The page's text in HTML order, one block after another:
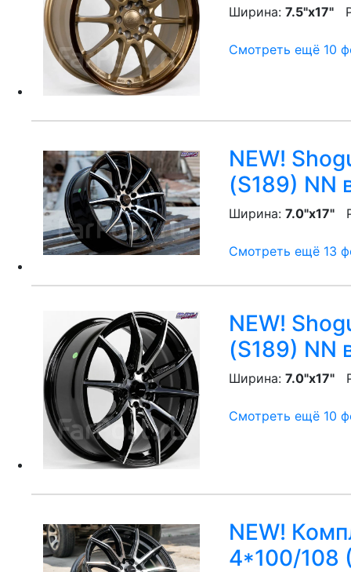
Ширина: 7.5"x17"
Смотреть ещё 10
NEW!
(S189) NN
Ширина: 7.0"x17"
Смотреть ещё 13
NEW!
(S189) NN
Ширина: 7.0"x17"
Смотреть ещё 10
NEW!
4*100/108